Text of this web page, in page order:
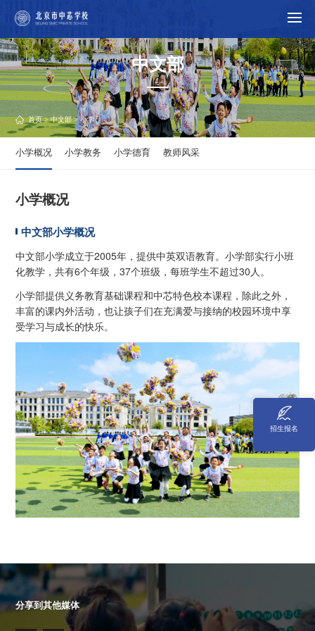
中文部
首页>中文部> 小学
小学概况 小学教务 小学德育 教师风采
小学概况
中文部小学概况
中文部小学成立于2005年，提供中英双语教育。小学部实行小班
化教学，共有6个年级，37个班级，每班学生不超过30人。
小学部提供义务教育基础课程和中芯特色校本课程，除此之外，
丰富的课内外活动，也让孩子们在充满爱与接纳的校园环境中享
受学习与成长的快乐。
分享到其他媒体
招生报名